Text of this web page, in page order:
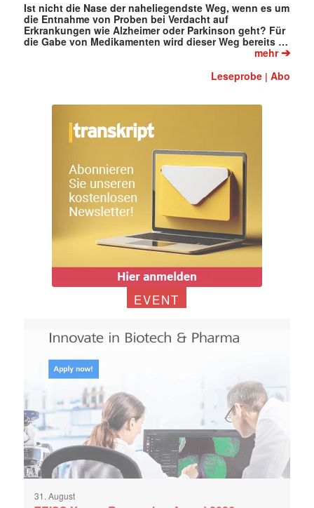
Ist nicht die Nase der naheliegendste Weg, wenn es um
die Entnahme von Proben bei Verdacht auf
Erkrankungen wie Alzheimer oder Parkinson geht? Für
die Gabe von Medikamenten wird dieser Weg bereits …
mehr➔
Leseprobe |Abo
EVENT
31. August